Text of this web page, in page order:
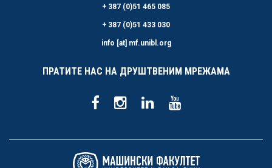
+ 387 (0)51 465 085
+ 387 (0)51 433 030
info [at] mf.unibl.org
ПРАТИТЕ НАС НА ДРУШТВЕНИМ МРЕЖАМА